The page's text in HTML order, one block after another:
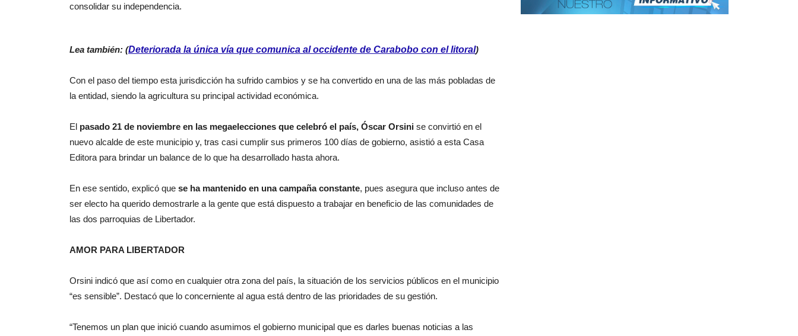
consolidar su independencia.
Lea también: (Deteriorada la única vía que comunica al occidente de Carabobo con el litoral)
Con el paso del tiempo esta jurisdicción ha sufrido cambios y se ha convertido en una de las más pobladas de
la entidad, siendo la agricultura su principal actividad económica.
El pasado 21 de noviembre en las megaelecciones que celebró el país, Óscar Orsini se convirtió en el
nuevo alcalde de este municipio y, tras casi cumplir sus primeros 100 días de gobierno, asistió a esta Casa
Editora para brindar un balance de lo que ha desarrollado hasta ahora.
En ese sentido, explicó que se ha mantenido en una campaña constante, pues asegura que incluso antes de
ser electo ha querido demostrarle a la gente que está dispuesto a trabajar en beneficio de las comunidades de
las dos parroquias de Libertador.
AMOR PARA LIBERTADOR
Orsini indicó que así como en cualquier otra zona del país, la situación de los servicios públicos en el municipio
“es sensible”. Destacó que lo concerniente al agua está dentro de las prioridades de su gestión.
“Tenemos un plan que inició cuando asumimos el gobierno municipal que es darles buenas noticias a las